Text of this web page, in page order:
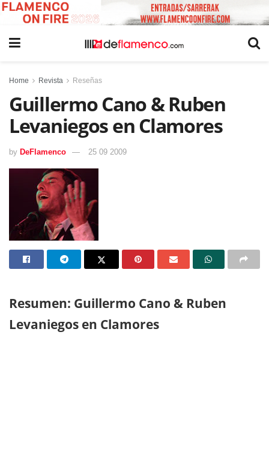
Home Revista Reseñas
Guillermo Cano & Ruben
Levaniegos en Clamores
by DeFlamenco 25 09 2009
Resumen: Guillermo Cano & Ruben
Levaniegos en Clamores